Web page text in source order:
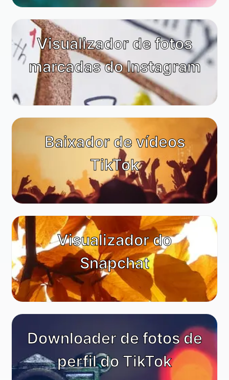
Visualizador de fotos
marcadas do Instagram
Baixador de vídeos
TikTok
Visualizador do
Snapchat
Downloader de fotos de
perfil do TikTok